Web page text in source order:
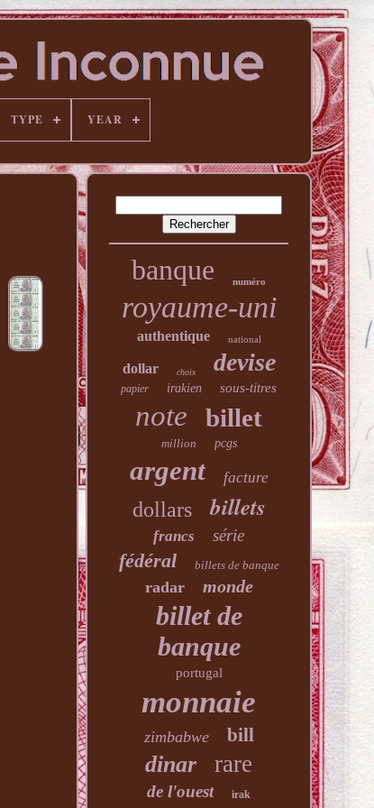
TYPE YEAR
banque numéro
royaume-uni
authentique national
dollar choix devise
papier irakien sous-titres
note billet
million pcgs
argent facture
dollars billets
francs série
fédéral billets de banque
radar monde
billet de
banque
portugal
monnaie
zimbabwe bill
dinar rare
de l'ouest irak